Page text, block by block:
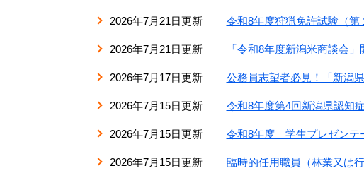
2026年7月21日更新 令和8年度狩猟免許試験（第
2026年7月21日更新 「令和8年度新潟米商談会
2026年7月17日更新 公務員志望者必見！「新潟
2026年7月15日更新 令和8年度第4回新潟県認知
2026年7月15日更新 令和8年度 学生プレゼンテ
2026年7月15日更新 臨時的任用職員（林業又は